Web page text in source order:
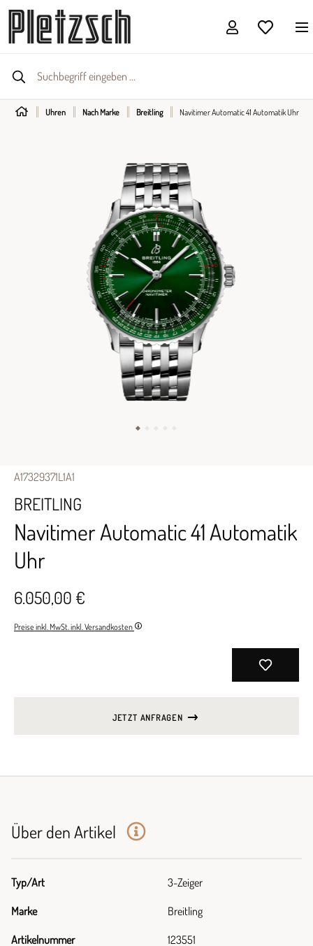
Uhren Nach Marke Breitling Navitimer Automatic 41 Automatik Uhr
A17329371L1A1
BREITLING
Navitimer Automatic 41 Automatik
Uhr
6.050,00 €
Preise inkl. MwSt. inkl. Versandkosten
JETZT ANFRAGEN
Über den Artikel
Typ/Art 3-Zeiger
Marke Breitling
Artikelnummer 123551